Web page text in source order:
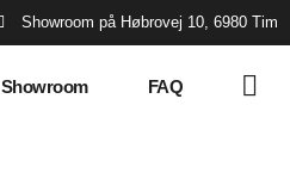
Showroom på Høbrovej 10, 6980 Tim
Showroom FAQ